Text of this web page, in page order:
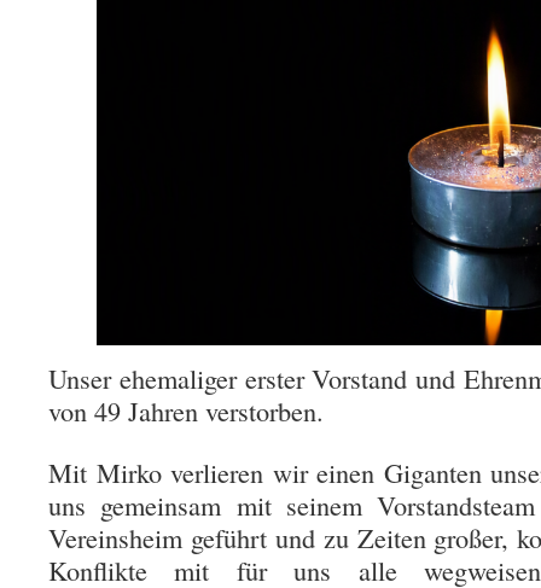
Unser ehemaliger erster Vorstand und
von 49 Jahren verstorben.
Mit Mirko verlieren wir einen Giganten
uns gemeinsam mit seinem
Vereinsheim geführt und zu Zeiten großer,
Konflikte mit für uns alle